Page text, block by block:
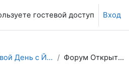
гостевой доступ Вход
Начинайте Свой День с Йога Форума! Форум Открытой Йоги.